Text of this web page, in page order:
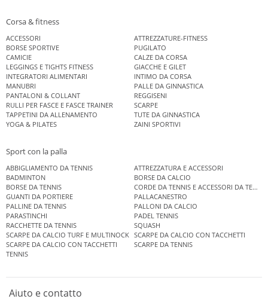
Corsa & fitness
ACCESSORI
ATTREZZATURE-FITNESS
BORSE SPORTIVE
PUGILATO
CAMICIE
CALZE DA CORSA
LEGGINGS E TIGHTS FITNESS
GIACCHE E GILET
INTEGRATORI ALIMENTARI
INTIMO DA CORSA
MANUBRI
PALLE DA GINNASTICA
PANTALONI & COLLANT
REGGISENI
RULLI PER FASCE E FASCE TRAINER
SCARPE
TAPPETINI DA ALLENAMENTO
TUTE DA GINNASTICA
YOGA & PILATES
ZAINI SPORTIVI
Sport con la palla
ABBIGLIAMENTO DA TENNIS
ATTREZZATURA E ACCESSORI
BADMINTON
BORSE DA CALCIO
BORSE DA TENNIS
CORDE DA TENNIS E ACCESSORI DA TENNIS
GUANTI DA PORTIERE
PALLACANESTRO
PALLINE DA TENNIS
PALLONI DA CALCIO
PARASTINCHI
PADEL TENNIS
RACCHETTE DA TENNIS
SQUASH
SCARPE DA CALCIO TURF E MULTINOCK SCARPE DA CALCIO CON TACCHETTI
SCARPE DA CALCIO CON TACCHETTI
SCARPE DA TENNIS
TENNIS
Aiuto e contatto